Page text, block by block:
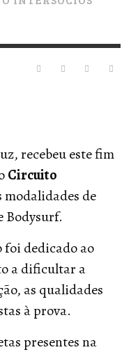
recebeu este fim
Circuito
modalidades de
Bodysurf.
dedicado ao
a dificultar a
as qualidades
à prova.
presentes na